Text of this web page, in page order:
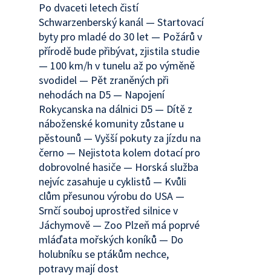
Po dvaceti letech čistí
Schwarzenberský kanál — Startovací
byty pro mladé do 30 let — Požárů v
přírodě bude přibývat, zjistila studie
— 100 km/h v tunelu až po výměně
svodidel — Pět zraněných při
nehodách na D5 — Napojení
Rokycanska na dálnici D5 — Dítě z
náboženské komunity zůstane u
pěstounů — Vyšší pokuty za jízdu na
černo — Nejistota kolem dotací pro
dobrovolné hasiče — Horská služba
nejvíc zasahuje u cyklistů — Kvůli
clům přesunou výrobu do USA —
Srnčí souboj uprostřed silnice v
Jáchymově — Zoo Plzeň má poprvé
mláďata mořských koníků — Do
holubníku se ptákům nechce,
potravy mají dost